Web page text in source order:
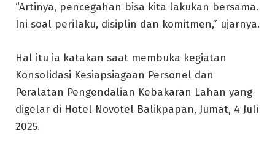
“Artinya, pencegahan bisa kita lakukan bersama.
Ini soal perilaku, disiplin dan komitmen,” ujarnya.
Hal itu ia katakan saat membuka kegiatan
Konsolidasi Kesiapsiagaan Personel dan
Peralatan Pengendalian Kebakaran Lahan yang
digelar di Hotel Novotel Balikpapan, Jumat, 4 Juli
2025.